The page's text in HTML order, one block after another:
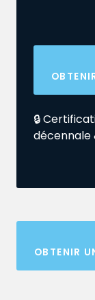
🔒
décennale
OBTENIR